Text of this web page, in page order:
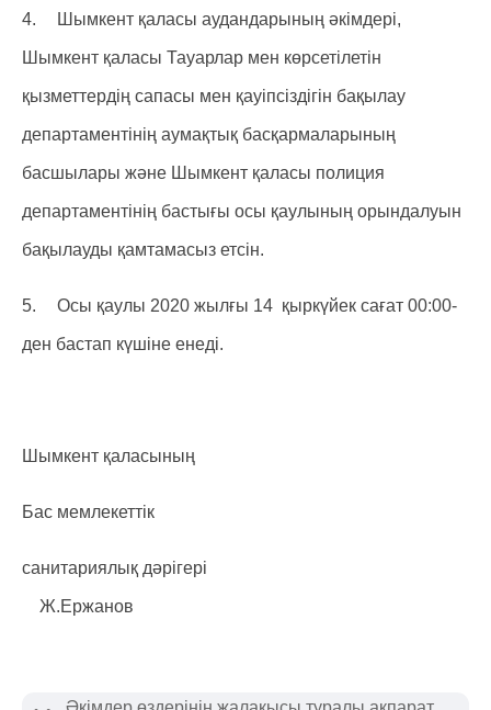
4. Шымкент қаласы аудандарының әкімдері,
Шымкент қаласы Тауарлар мен көрсетілетін
қызметтердің сапасы мен қауіпсіздігін бақылау
департаментінің аумақтық басқармаларының
басшылары және Шымкент қаласы полиция
департаментінің бастығы осы қаулының орындалуын
бақылауды қамтамасыз етсін.
5. Осы қаулы 2020 жылғы 14 қыркүйек сағат 00:00-
ден бастап күшіне енеді.
Шымкент қаласының
Бас мемлекеттік
санитариялық дәрігері
Ж.Ержанов